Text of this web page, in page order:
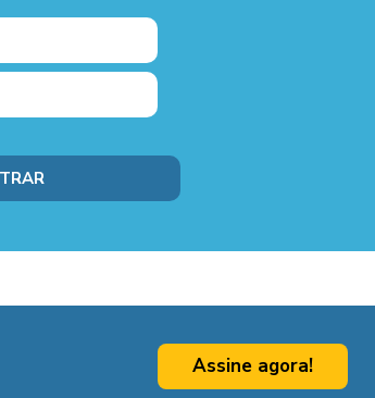
Assine agora!